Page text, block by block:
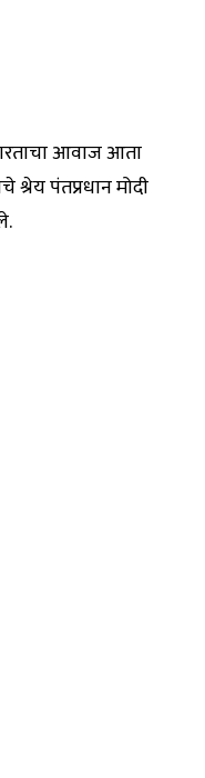
आवाज आता
पंतप्रधान मोदी